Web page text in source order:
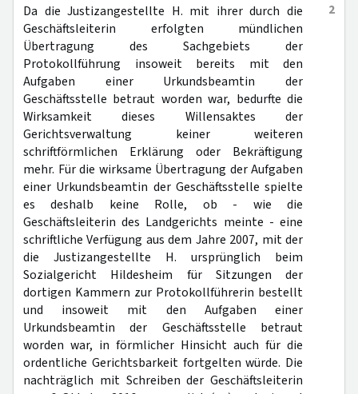
2
Da die Justizangestellte H. mit ihrer durch die
Geschäftsleiterin erfolgten mündlichen
Übertragung des Sachgebiets der
Protokollführung insoweit bereits mit den
Aufgaben einer Urkundsbeamtin der
Geschäftsstelle betraut worden war, bedurfte die
Wirksamkeit dieses Willensaktes der
Gerichtsverwaltung keiner weiteren
schriftförmlichen Erklärung oder Bekräftigung
mehr. Für die wirksame Übertragung der Aufgaben
einer Urkundsbeamtin der Geschäftsstelle spielte
es deshalb keine Rolle, ob - wie die
Geschäftsleiterin des Landgerichts meinte - eine
schriftliche Verfügung aus dem Jahre 2007, mit der
die Justizangestellte H. ursprünglich beim
Sozialgericht Hildesheim für Sitzungen der
dortigen Kammern zur Protokollführerin bestellt
und insoweit mit den Aufgaben einer
Urkundsbeamtin der Geschäftsstelle betraut
worden war, in förmlicher Hinsicht auch für die
ordentliche Gerichtsbarkeit fortgelten würde. Die
nachträglich mit Schreiben der Geschäftsleiterin